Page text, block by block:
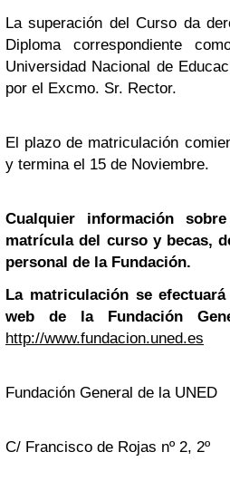
La superación del Curso da
Diploma correspondiente
Universidad Nacional de
por el Excmo. Sr. Rector.
El plazo de matriculación
y termina el 15 de Noviembre.
Cualquier información
matrícula del curso y becas,
personal de la Fundación.
La matriculación se
web de la Fundación
http://www.fundacion.uned.es
Fundación General de la UNED
C/ Francisco de Rojas nº 2, 2º